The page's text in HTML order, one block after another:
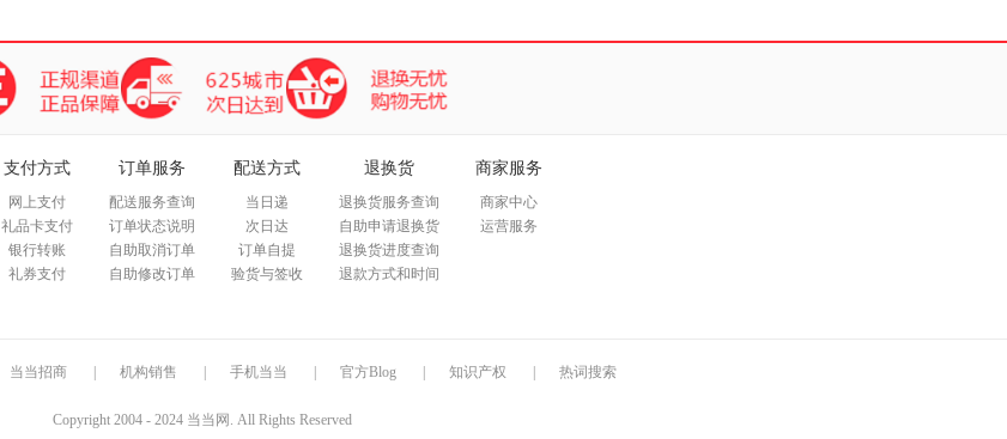
支付方式
网上支付
礼品卡支付
银行转账
礼券支付
订单服务
配送服务查询
订单状态说明
自助取消订单
自助修改订单
配送方式
当日递
次日达
订单自提
验货与签收
退换货
退换货服务查询
自助申请退换货
退换货进度查询
退款方式和时间
商家服务
商家中心
运营服务
当当招商 机构销售 手机当当 官方Blog 知识产权 热词搜索
Copyright 2004 - 2024 当当网. All Rights Reserved